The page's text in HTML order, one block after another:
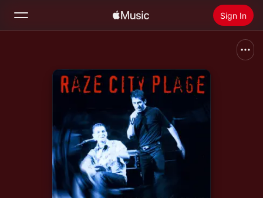
Sign In
Install Apple Music